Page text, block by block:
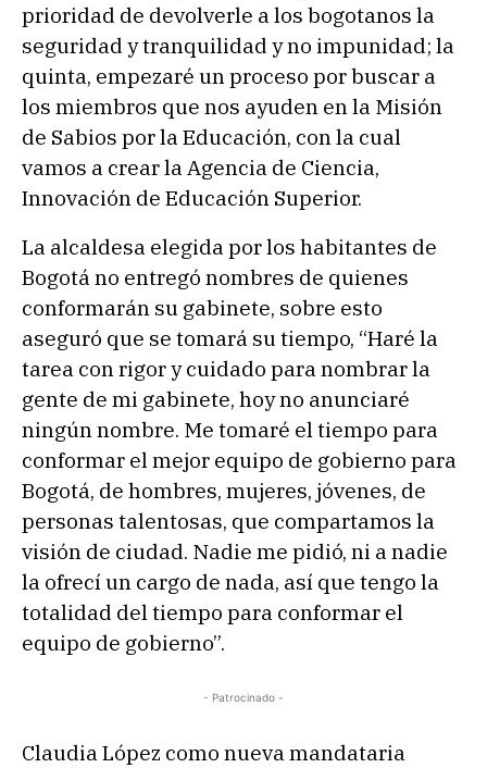
prioridad de devolverle a los bogotanos la
seguridad y tranquilidad y no impunidad; la
quinta, empezaré un proceso por buscar a
los miembros que nos ayuden en la Misión
de Sabios por la Educación, con la cual
vamos a crear la Agencia de Ciencia,
Innovación de Educación Superior.
La alcaldesa elegida por los habitantes de
Bogotá no entregó nombres de quienes
conformarán su gabinete, sobre esto
aseguró que se tomará su tiempo, “Haré la
tarea con rigor y cuidado para nombrar la
gente de mi gabinete, hoy no anunciaré
ningún nombre. Me tomaré el tiempo para
conformar el mejor equipo de gobierno para
Bogotá, de hombres, mujeres, jóvenes, de
personas talentosas, que compartamos la
visión de ciudad. Nadie me pidió, ni a nadie
la ofrecí un cargo de nada, así que tengo la
totalidad del tiempo para conformar el
equipo de gobierno”.
- Patrocinado -
Claudia López como nueva mandataria